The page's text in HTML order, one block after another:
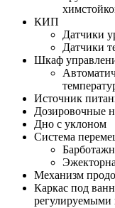
КИП
Датчики
Датчики
Шкаф
Источник
Дозировочные
Дно с уклоном
Система
Механизм
Каркас под
регулируемыми